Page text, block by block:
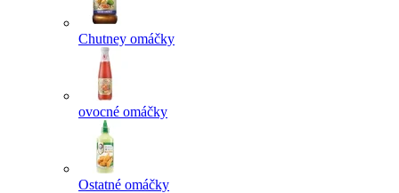
Chutney omáčky
ovocné omáčky
Ostatné omáčky